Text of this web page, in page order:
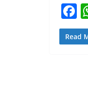
F
e
Read